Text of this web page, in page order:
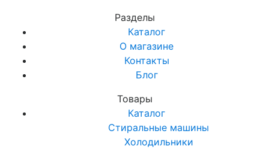
Разделы
Каталог
О магазине
Контакты
Блог
Товары
Каталог
Стиральные машины
Холодильники